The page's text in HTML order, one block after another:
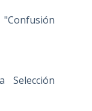
"Confusión